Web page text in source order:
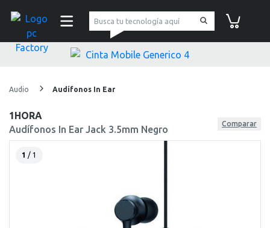
pc Factory
Audio Audífonos In Ear
1HORA
Audífonos In Ear Jack 3.5mm Negro
Comparar
1 / 1